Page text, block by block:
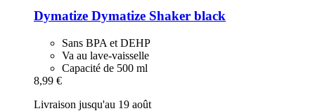
Dymatize Dymatize Shaker black
Sans BPA et DEHP
Va au lave-vaisselle
Capacité de 500 ml
8,99 €
Livraison jusqu'au 19 août